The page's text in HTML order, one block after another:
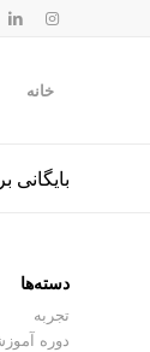
خانه
دسته‌ها
تجربه
دوره